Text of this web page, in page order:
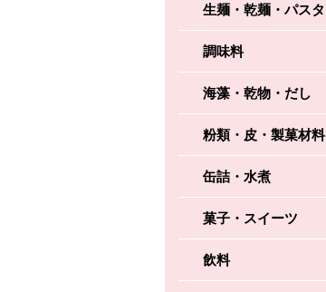
生麺・乾麺・パスタ
調味料
海藻・乾物・だし
粉類・皮・製菓材料
缶詰・水煮
菓子・スイーツ
飲料